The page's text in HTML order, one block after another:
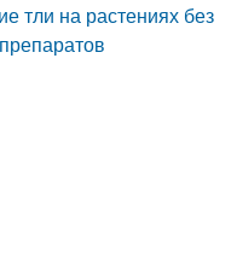
тли на растениях без